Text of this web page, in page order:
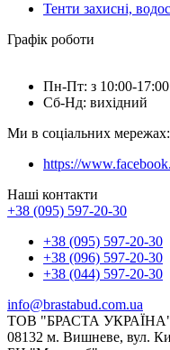
Тенти захисні,
Графік роботи
Пн-Пт: з 10:00-17:00
Сб-Нд: вихідний
Ми в соціальних мережах:
https://
Наші контакти
+38 (095) 597-20-30
+38 (095) 597-20-30
+38 (096) 597-20-30
+38 (044) 597-20-30
info@brastabud.com.ua
ТОВ "БРАСТА
08132 м. Вишневе, вул.